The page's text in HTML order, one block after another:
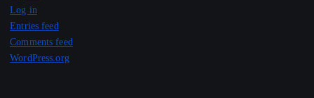
Log in
Entries feed
Comments feed
WordPress.org